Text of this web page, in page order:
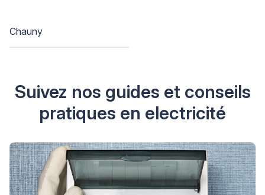
Chauny
Suivez nos guides et conseils
pratiques en electricité